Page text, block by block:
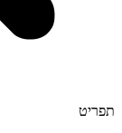
תפריט